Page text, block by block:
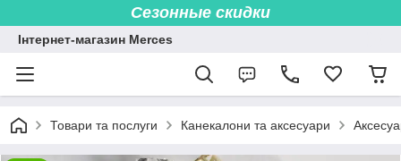
Сезонные скидки
Інтернет-магазин Merces
Товари та послуги Канекалони та аксесуари